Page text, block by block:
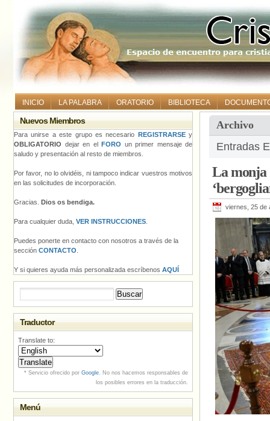
INICIO LA PALABRA ORATORIO BIBLIOTECA
Archivo
Entradas
La monja
viernes, 25 de
Nuevos Miembros
Para unirse a este grupo es necesario REGISTRARSEy
OBLIGATORIO dejar en el FORO un primer mensaje de
saludo y presentación al resto de miembros.
Por favor, no lo olvidéis, ni tampoco indicar vuestros motivos
en las solicitudes de incorporación.
Gracias. Dios os bendiga.
Para cualquier duda, VER INSTRUCCIONES
Puedes ponerte en contacto con nosotros a través de la
sección CONTACTO
Y si quieres ayuda más personalizada escríbenos AQUÍ
Traductor
Translate to:
* Servicio ofrecido por Google. No nos hacemos responsables de
los posibles errores en la traducción.
Menú